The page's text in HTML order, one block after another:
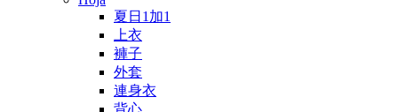
夏日1加1
上衣
褲子
外套
連身衣
背心